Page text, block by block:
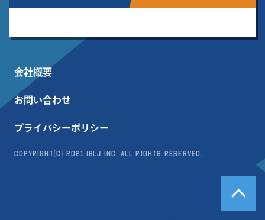
会社概要
お問い合わせ
プライバシーポリシー
Copyright(c) 2021 IBLJ Inc. All Rights Reserved.